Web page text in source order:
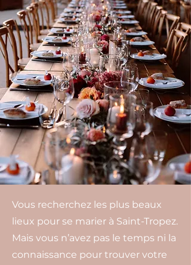
Vous recherchez les plus beaux
lieux pour se marier à Saint-Tropez.
Mais vous n’avez pas le temps ni la
connaissance pour trouver votre